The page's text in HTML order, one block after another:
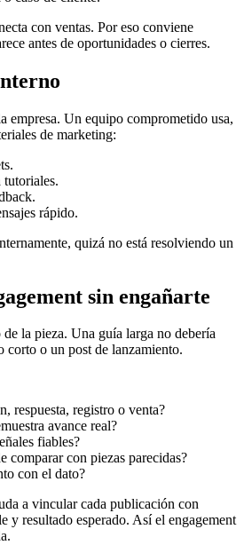
con ventas. Por eso conviene
antes de oportunidades o cierres.
empresa. Un equipo comprometido usa,
de marketing:
tutoriales.
rápido.
quizá no está resolviendo un
sin engañarte
la pieza. Una guía larga no debería
corto o un post de lanzamiento.
respuesta, registro o venta?
avance real?
fiables?
comparar con piezas parecidas?
con el dato?
a vincular cada publicación con
y resultado esperado. Así el engagement